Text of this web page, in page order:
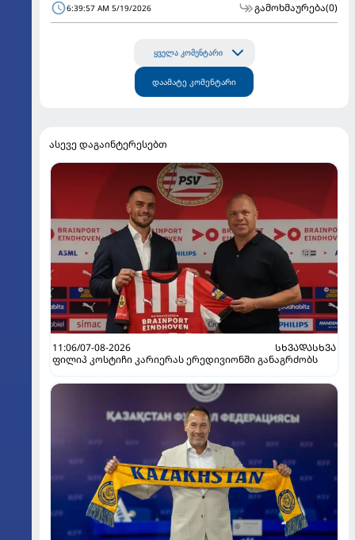
6:39:57 AM 5/19/2026 გამოხმაურება(0)
ყველა კომენტარი
დაამატე კომენტარი
ასევე დაგაინტერესებთ
11:06/07-08-2026
ᲡᲮᲕᲐᲓᲐᲡᲮᲕᲐ
ფილიპ კოსტიჩი კარიერას ერედივიონში განაგრძობს